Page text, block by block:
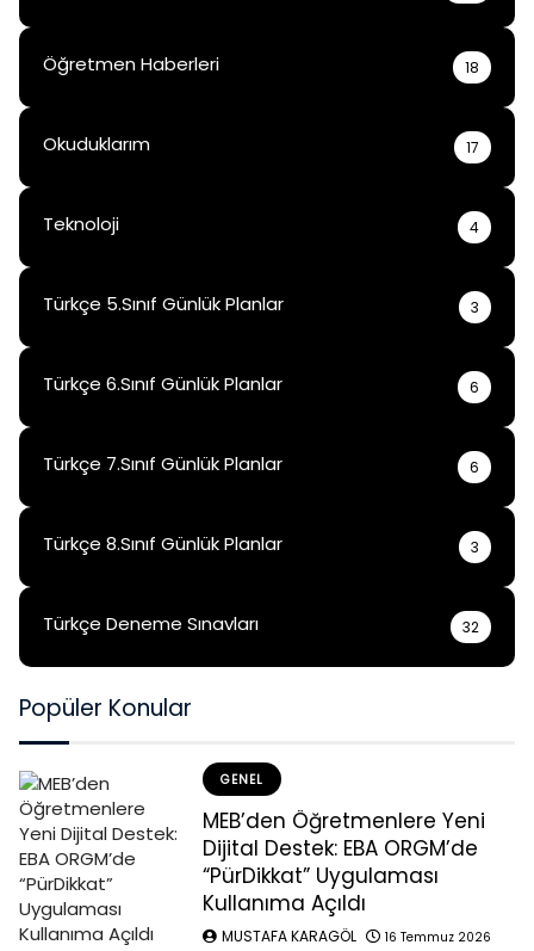
Öğretmen Haberleri 18
Okuduklarım 17
Teknoloji 4
Türkçe 5.Sınıf Günlük Planlar 3
Türkçe 6.Sınıf Günlük Planlar 6
Türkçe 7.Sınıf Günlük Planlar 6
Türkçe 8.Sınıf Günlük Planlar 3
Türkçe Deneme Sınavları 32
Popüler Konular
GENEL
MEB’den Öğretmenlere Yeni
Dijital Destek: EBA ORGM’de
“PürDikkat” Uygulaması
Kullanıma Açıldı
MUSTAFA KARAGÖL 16 Temmuz 2026